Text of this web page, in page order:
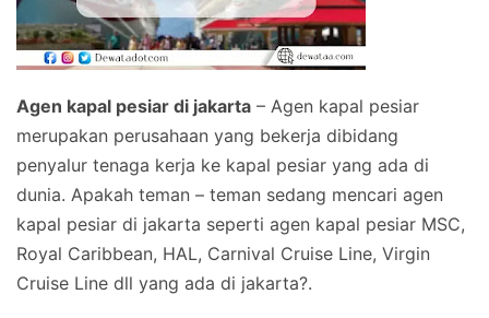
Agen kapal pesiar di jakarta – Agen kapal pesiar
merupakan perusahaan yang bekerja dibidang
penyalur tenaga kerja ke kapal pesiar yang ada di
dunia. Apakah teman – teman sedang mencari agen
kapal pesiar di jakarta seperti agen kapal pesiar MSC,
Royal Caribbean, HAL, Carnival Cruise Line, Virgin
Cruise Line dll yang ada di jakarta?.